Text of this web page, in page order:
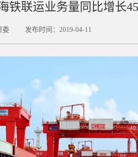
铁联运业务量同比增长
委 发布时间：2019-04-11